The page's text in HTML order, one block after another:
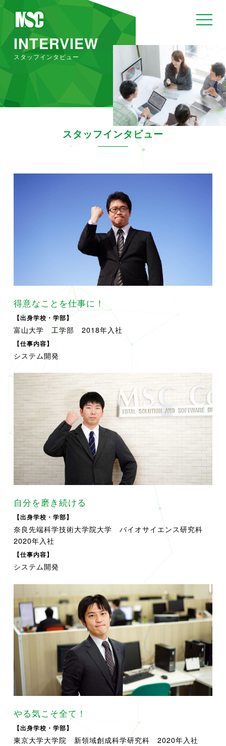
toggle
INTERVIEW
スタッフインタビュー
スタッフインタビュー
得意なことを仕事に！
【出身学校・学部】
富山大学 工学部 2018年入社
【仕事内容】
システム開発
自分を磨き続ける
【出身学校・学部】
奈良先端科学技術大学院大学 バイオサイエンス研究科
2020年入社
【仕事内容】
システム開発
やる気こそ全て！
【出身学校・学部】
東京大学大学院 新領域創成科学研究科 2020年入社